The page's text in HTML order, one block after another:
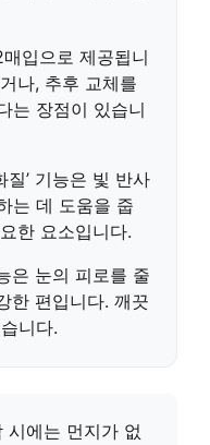
입으로 제공됩니
나, 추후 교체를
는 장점이 있습니
질’ 기능은 빛 반사
는 데 도움을 줍
한 요소입니다.
은 눈의 피로를 줄
한 편입니다. 깨끗
니다.
시에는 먼지가 없